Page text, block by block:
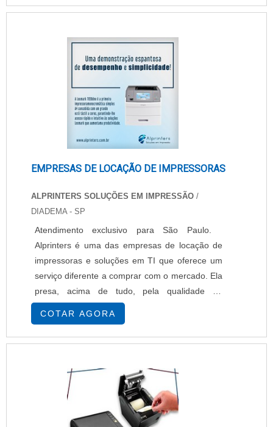
estabelecer uma parceria de sucesso para com
comunicação visual, pois somente este tipo de
EMPRESAS DE LOCAÇÃO DE IMPRESSORAS
ALPRINTERS SOLUÇÕES EM IMPRESSÃO /
DIADEMA - SP
Atendimento exclusivo para São Paulo.
Alprinters é uma das empresas de locação de
impressoras e soluções em TI que oferece um
serviço diferente a comprar com o mercado. Ela
presa, acima de tudo, pela qualidade de
atendimento aos clientes, assim fortalecendo a
parceria a cada ciclo. Aluguel de impressoras e
copiadoras e todo o suporte e agilidade que o
diversas linhas de equipamentos. Segue alguns:
COTAR AGORA